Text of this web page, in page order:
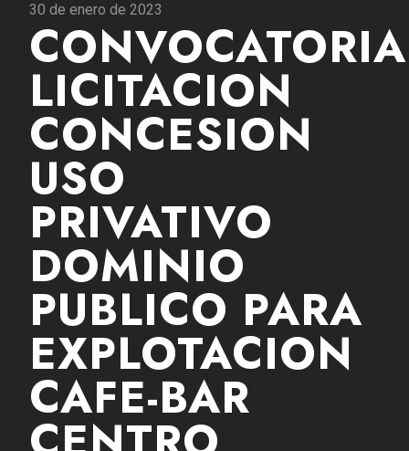
30 de enero de 2023
CONVOCATORIA
LICITACION
CONCESION
USO
PRIVATIVO
DOMINIO
PUBLICO PARA
EXPLOTACION
CAFE-BAR